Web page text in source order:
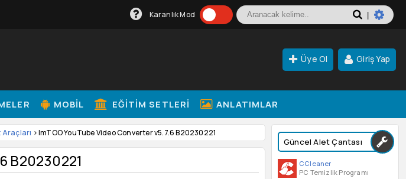
Karanlık Mod
Üye Ol Giriş Yap
MOBIL EĞITIM SETLERI ANLATIMLAR
Güncel Alet Çantası
CCleaner
PC Temizlik Programı
> ImTOO YouTube Video Converter v5.7.6 B20230221
B20230221